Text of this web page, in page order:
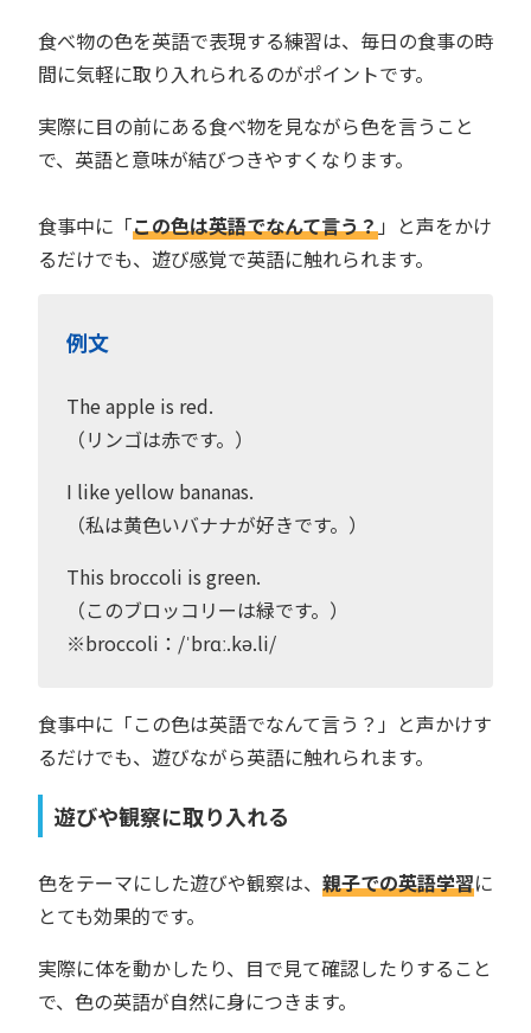
食べ物の色を英語で表現する練習は、毎日の食事の時
間に気軽に取り入れられるのがポイントです。
実際に目の前にある食べ物を見ながら色を言うこと
で、英語と意味が結びつきやすくなります。
食事中に「この色は英語でなんて言う？」と声をかけ
るだけでも、遊び感覚で英語に触れられます。
例文
The apple is red.
（リンゴは赤です。）
I like yellow bananas.
（私は黄色いバナナが好きです。）
This broccoli is green.
（このブロッコリーは緑です。）
※broccoli：/ˈbrɑː.kə.li/
食事中に「この色は英語でなんて言う？」と声かけす
るだけでも、遊びながら英語に触れられます。
遊びや観察に取り入れる
色をテーマにした遊びや観察は、 親子での英語学習に
とても効果的です。
実際に体を動かしたり、目で見て確認したりすること
で、色の英語が自然に身につきます。